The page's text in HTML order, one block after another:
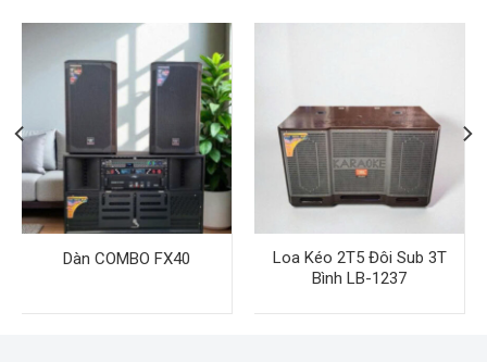
Dàn COMBO FX40
Loa Kéo 2T5 Đôi Sub 3T
Bình LB-1237